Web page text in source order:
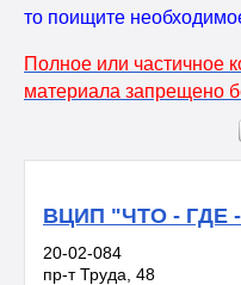
то поищите
Полное или частичное
материала запрещено
ВЦИП "ЧТО - ГДЕ
20-02-084
пр-т Труда, 48